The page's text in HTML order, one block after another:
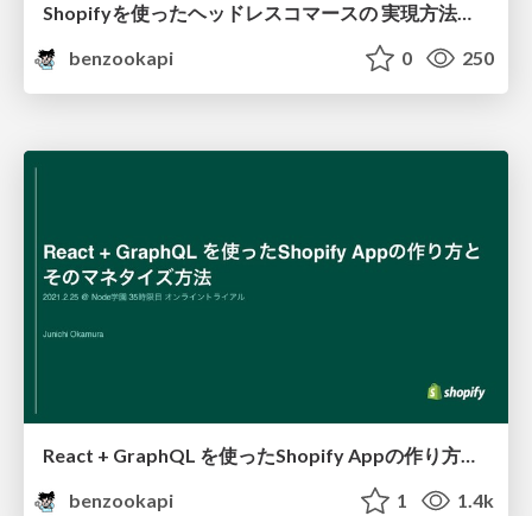
Shopifyを使ったヘッドレスコマースの 実現方法と事例
benzookapi
0 250
React + GraphQL を使ったShopify Appの作り方と そのマネタイズ方法
benzookapi
1 1.4k